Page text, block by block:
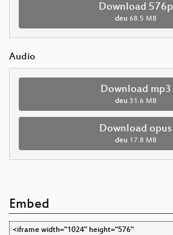
Download 576p
deu 68.5 MB
Audio
Download mp3
deu 31.6 MB
Download opus
deu 17.8 MB
Embed